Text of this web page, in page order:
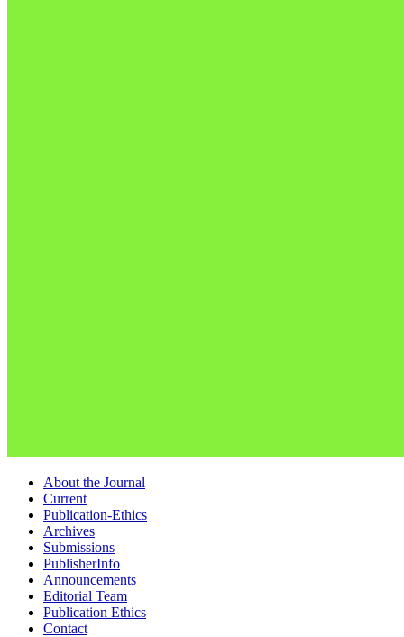
About the Journal
Current
Publication-Ethics
Archives
Submissions
PublisherInfo
Announcements
Editorial Team
Publication Ethics
Contact